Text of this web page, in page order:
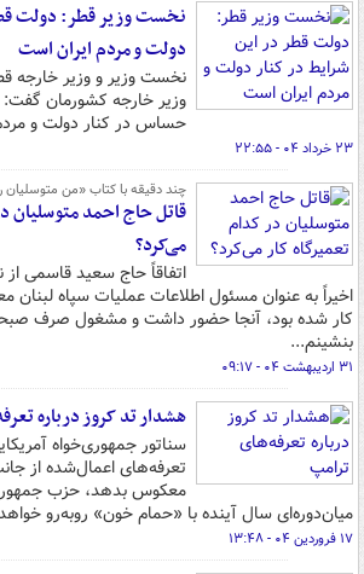
نخست وزیر قطر: دولت
دولت و مردم ایران است
نخست وزیر و وزیر خارجه
وزیر خارجه کشورمان
حساس در کنار دولت و
۲۳ خرداد ۰۴ - ۲۲:۵۵
چند دقیقه با کتاب‌ «من متوسلیان را
قاتل حاج احمد متوسلیان
می‌کرد؟
اتفاقاً حاج سعید قاسمی
اخیراً به عنوان مسئول اطلاعات عملیات سپاه
کار شده بود، آنجا حضور داشت و مشغول صرف
بنشینم...
۳۱ اردیبهشت ۰۴ - ۰۹:۱۷
هشدار تد کروز درباره
سناتور جمهوری‌خواه
تعرفه‌های اعمال‌شده از
معکوس بدهد، حزب
میان‌دوره‌ای سال آینده با «حمام خون» روبه‌رو
۱۷ فروردین ۰۴ - ۱۳:۴۸